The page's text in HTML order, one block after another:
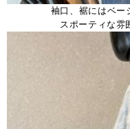
袖口、裾にはベー
スポーティな雰